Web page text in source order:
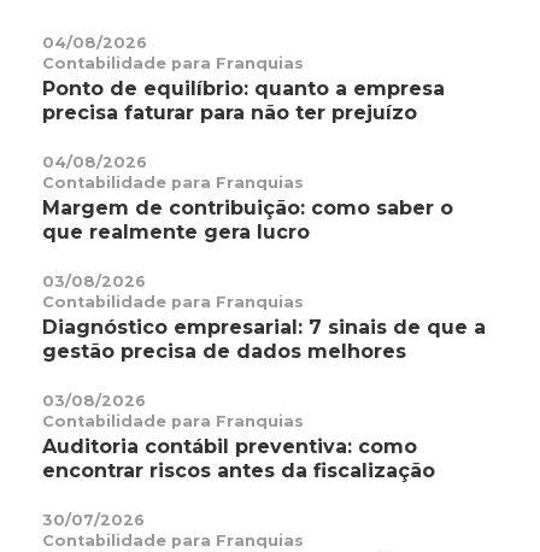
04/08/2026
Contabilidade para Franquias
Ponto de equilíbrio: quanto a empresa
precisa faturar para não ter prejuízo
04/08/2026
Contabilidade para Franquias
Margem de contribuição: como saber o
que realmente gera lucro
03/08/2026
Contabilidade para Franquias
Diagnóstico empresarial: 7 sinais de que a
gestão precisa de dados melhores
03/08/2026
Contabilidade para Franquias
Auditoria contábil preventiva: como
encontrar riscos antes da fiscalização
30/07/2026
Contabilidade para Franquias